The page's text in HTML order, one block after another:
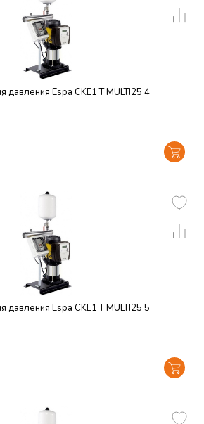
давления Espa CKE1 T MULTI25 4
давления Espa CKE1 T MULTI25 5